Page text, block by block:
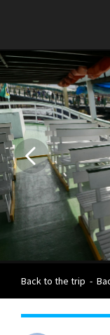
Back to the trip -